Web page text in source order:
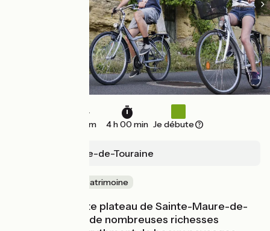
40 km 4 h 00 min Je débute
Sainte-Maure-de-Touraine
Nature & petit patrimoine
Vallonné, le vaste plateau de Sainte-Maure-de-
Touraine abrite de nombreuses richesses